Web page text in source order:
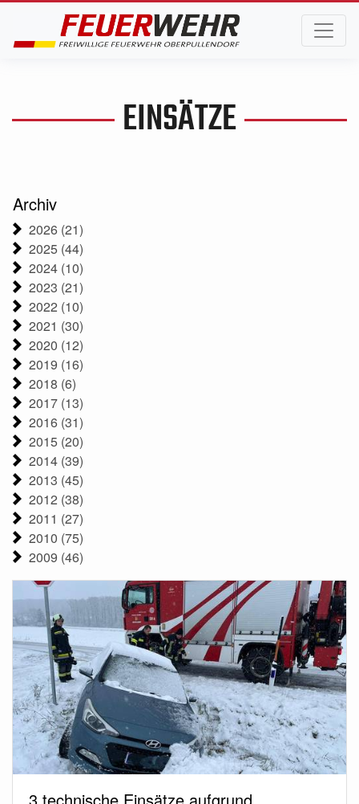
EINSÄTZE
Archiv
2026 (21)
2025 (44)
2024 (10)
2023 (21)
2022 (10)
2021 (30)
2020 (12)
2019 (16)
2018 (6)
2017 (13)
2016 (31)
2015 (20)
2014 (39)
2013 (45)
2012 (38)
2011 (27)
2010 (75)
2009 (46)